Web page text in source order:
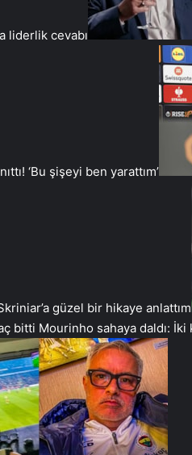
liderlik cevabı
‘Bu şişeyi ben yarattım’
güzel bir hikaye anlattım
bitti Mourinho sahaya daldı: İki